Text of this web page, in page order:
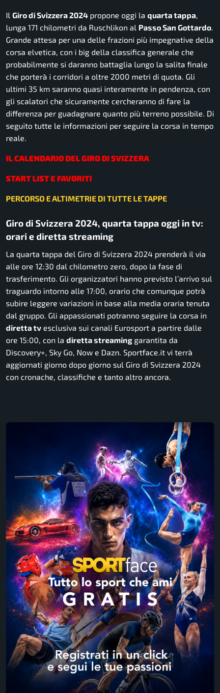
Il Giro di Svizzera 2024 propone oggi la quarta tappa,
lunga 171 chilometri da Ruschlikon al Passo San Gottardo.
Grande attesa per una delle frazioni più impegnative della
corsa elvetica, con i big della classifica generale che
probabilmente si daranno battaglia lungo la salita finale
che porterà i corridori a oltre 2000 metri di quota. Gli
ultimi 35 km saranno quasi interamente in pendenza, con
gli scalatori che sicuramente cercheranno di fare la
differenza per guadagnare quanto più terreno possibile. Di
seguito tutte le informazioni per seguire la corsa in tempo
reale.
IL CALENDARIO DEL GIRO DI SVIZZERA
START LIST E FAVORITI
PERCORSO E ALTIMETRIE DI TUTTE LE TAPPE
Giro di Svizzera 2024, quarta tappa oggi in tv:
orari e diretta streaming
La quarta tappa del Giro di Svizzera 2024 prenderà il via
alle ore 12:30 dal chilometro zero, dopo la fase di
trasferimento. Gli organizzatori hanno previsto l’arrivo sul
traguardo intorno alle 17:00, orario che comunque potrà
subire leggere variazioni in base alla media oraria tenuta
dal gruppo. Gli appassionati potranno seguire la corsa in
diretta tv esclusiva sui canali Eurosport a partire dalle
ore 15:00, con la diretta streaming garantita da
Discovery+, Sky Go, Now e Dazn. Sportface.it vi terrà
aggiornati giorno dopo giorno sul Giro di Svizzera 2024
con cronache, classifiche e tanto altro ancora.